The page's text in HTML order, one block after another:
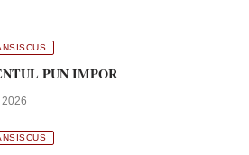
PUN IMPOR